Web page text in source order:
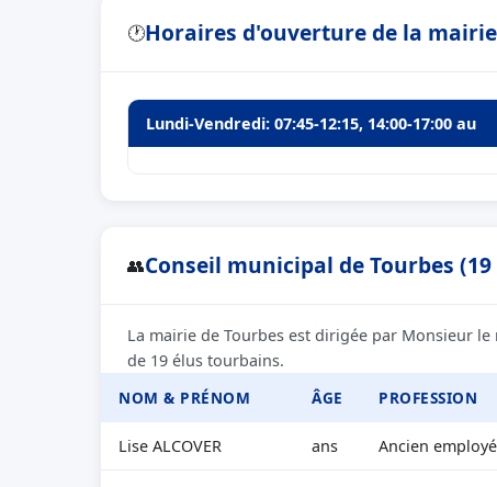
🕐Horaires d'ouverture de la
Lundi-Vendredi: 07:45-12:15, 14:00-17:00 au
👥Conseil municipal de Tourbes
La mairie de Tourbes est dirigée par Monsieur
de 19 élus tourbains.
NOM & PRÉNOM
ÂGE PROFESSION
Lise ALCOVER ans Ancien employé